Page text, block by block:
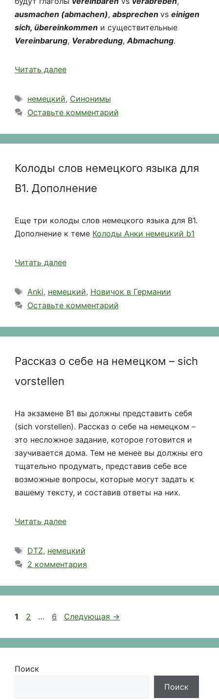
ausmachen (abmachen), absprechen vs einigen
sich, übereinkommen и существительные
Vereinbarung, Verabredung,Abmachung.
Читать далее
Метки
немецкий, Синонимы
Оставьте комментарий
Колоды слов немецкого языка для
В1. Дополнение
Еще три колоды слов немецкого языка для В1.
Дополнение к теме Колоды Анки немецкий b1
Читать далее
Метки
Anki, немецкий, Новичок в Германии
Оставьте комментарий
Рассказ о себе на немецком – sich
vorstellen
На экзамене B1 вы должны представить себя
(sich vorstellen). Рассказ о себе на немецком –
это несложное задание, которое готовится и
заучивается дома. Тем не менее вы должны его
тщательно продумать, представив себе все
возможные вопросы, которые могут задать к
вашему тексту, и составив ответы на них.
Читать далее
Метки
DTZ, немецкий
2 комментария
Страница
1 Страница
2 … Страница
6 Следующая →
Поиск
Поиск